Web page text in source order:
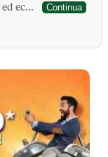
ec...
Continua